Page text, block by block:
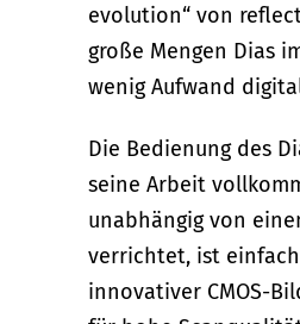
evolution“ von
große Mengen Dias
wenig Aufwand
Die Bedienung des
seine Arbeit
unabhängig von
verrichtet, ist
innovativer CMOS-